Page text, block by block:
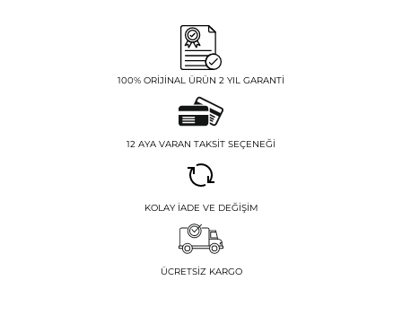
100% ORIJINAL ÜRÜN 2 YIL GARANTI
12 AYA VARAN TAKSIT SEÇENEĞI
KOLAY İADE VE DEĞIŞIM
ÜCRETSIZ KARGO